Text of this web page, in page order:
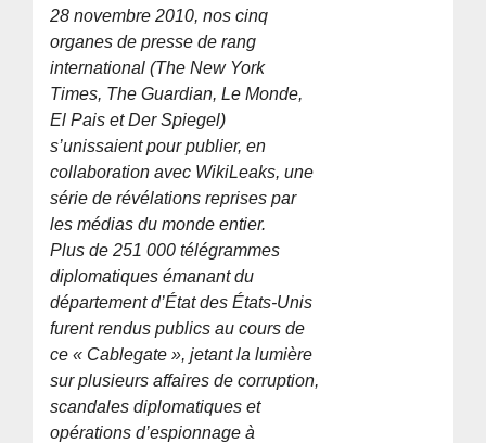
28 novembre 2010, nos cinq
organes de presse de rang
international (The New York
Times, The Guardian, Le Monde,
El Pais et Der Spiegel)
s’unissaient pour publier, en
collaboration avec WikiLeaks, une
série de révélations reprises par
les médias du monde entier.
Plus de 251 000 télégrammes
diplomatiques émanant du
département d’État des États-Unis
furent rendus publics au cours de
ce « Cablegate », jetant la lumière
sur plusieurs affaires de corruption,
scandales diplomatiques et
opérations d’espionnage à